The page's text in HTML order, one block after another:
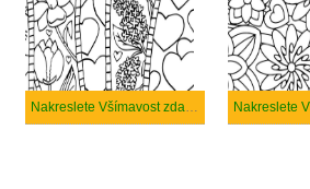
Nakreslete Všímavost zdarma